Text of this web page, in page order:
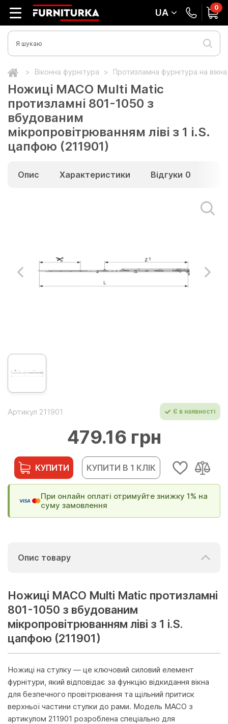
UA 0
Віконна фурнітура Протизламна фурнітура на
Ножиці МАСО Multi Matic
протизламні 801-1050 з
вбудованим
мікропровітрюванням ліві з 1 i.S.
цапфою (211901)
Опис Характеристики Відгуки 0
Артикул 211901 Є в наявності
479.16 грн
КУПИТИ КУПИТИ В 1 КЛІК
При онлайн оплаті отримуйте знижку 1% на
суму замовлення
Опис товару
Ножиці МАСО Multi Matic протизламні
801-1050 з вбудованим
мікропровітрюванням ліві з 1 i.S.
цапфою (211901)
Ножиці на стулку — це ключовий силовий елемент
фурнітури, який відповідає за функцію відкидання вікна
для безпечного провітрювання та щільний притиск
верхньої частини стулки до рами. Модель MACO з
артикулом 211901 розроблена спеціально для